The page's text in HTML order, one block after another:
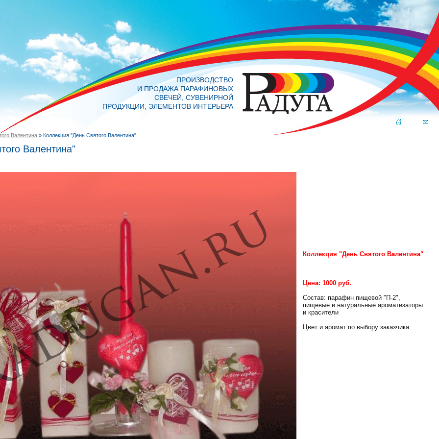
Валентина"
Валентина » Коллекция "День Святого Валентина"
Коллекция "День Святого Валентина"
Цена: 1000 руб.
Состав: парафин пищевой "П-2",
пищевые и натуральные ароматизаторы
и красители
Цвет и аромат по выбору заказчика
ПРОИЗВОДСТВО
И ПРОДАЖА ПАРАФИНОВЫХ
СВЕЧЕЙ, СУВЕНИРНОЙ
ПРОДУКЦИИ, ЭЛЕМЕНТОВ ИНТЕРЬЕРА